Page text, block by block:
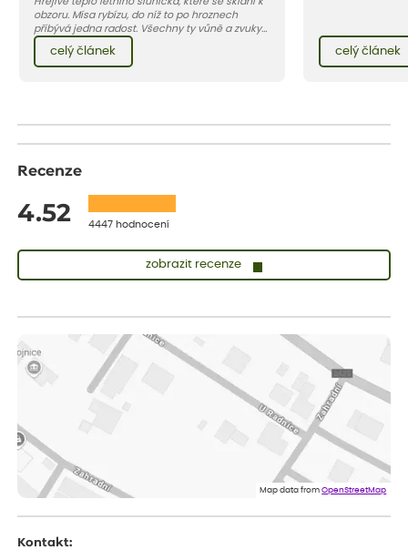
obzoru. Mísa rybízu, do níž to po hroznech
přibývá jedna radost. Všechny ty vůně a zvuky
červencové zahrady. Sklizeň rybízu do kuchyně
vnese neuvěřitelný klid a radost. A taky trochu
bezstarostnosti dětství při mlsání babiččina
celý článek celý článek
Recenze
4.52 4447 hodnocení
zobrazit recenze
vše v naprostém pořádku
ověřený nákup
Jana
Flos je nejlepší &#129321;
Map data fromOpenStreetMap
Kontakt: